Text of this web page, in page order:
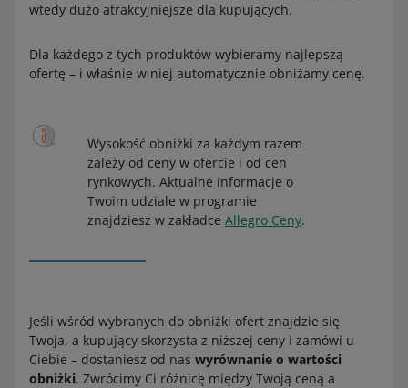
wtedy dużo atrakcyjniejsze dla kupujących.
Dla każdego z tych produktów wybieramy najlepszą
ofertę – i właśnie w niej automatycznie obniżamy cenę.
Wysokość obniżki za każdym razem
zależy od ceny w ofercie i od cen
rynkowych. Aktualne informacje o
Twoim udziale w programie
znajdziesz w zakładce Allegro Ceny.
Jeśli wśród wybranych do obniżki ofert znajdzie się
Twoja, a kupujący skorzysta z niższej ceny i zamówi u
Ciebie – dostaniesz od nas wyrównanie o wartości
obniżki. Zwrócimy Ci różnicę między Twoją ceną a